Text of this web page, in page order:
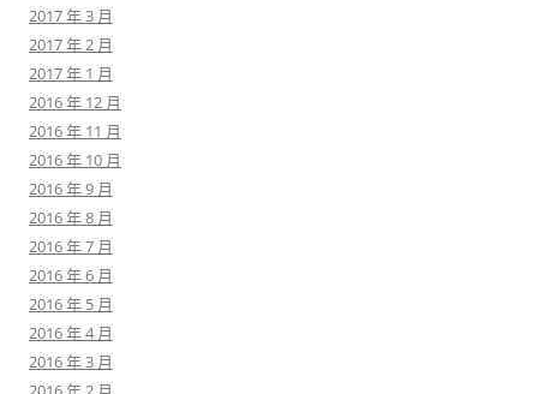
2017 年 3 月
2017 年 2 月
2017 年 1 月
2016 年 12 月
2016 年 11 月
2016 年 10 月
2016 年 9 月
2016 年 8 月
2016 年 7 月
2016 年 6 月
2016 年 5 月
2016 年 4 月
2016 年 3 月